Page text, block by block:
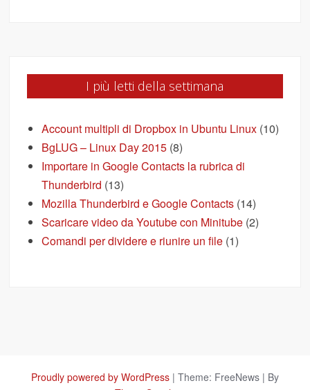
I più letti della settimana
Account multipli di Dropbox in Ubuntu Linux (10)
BgLUG – Linux Day 2015 (8)
Importare in Google Contacts la rubrica di
Thunderbird (13)
Mozilla Thunderbird e Google Contacts (14)
Scaricare video da Youtube con Minitube (2)
Comandi per dividere e riunire un file (1)
Proudly powered by WordPress | Theme: FreeNews | By